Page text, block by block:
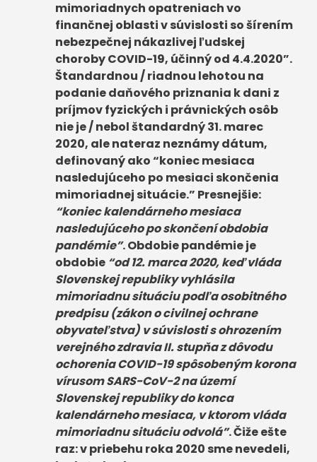
mimoriadnych opatreniach vo
finančnej oblasti v súvislosti so šírením
nebezpečnej nákazlivej ľudskej
choroby COVID-19, účinný od 4.4.2020”.
Štandardnou / riadnou lehotou na
podanie daňového priznania k dani z
príjmov fyzických i právnických osôb
nie je / nebol štandardný 31. marec
2020, ale nateraz neznámy dátum,
definovaný ako “koniec mesiaca
nasledujúceho po mesiaci skončenia
mimoriadnej situácie.” Presnejšie:
“koniec kalendárneho mesiaca
nasledujúceho po skončení obdobia
pandémie”. Obdobie pandémie je
obdobie “od 12. marca 2020, keď vláda
Slovenskej republiky vyhlásila
mimoriadnu situáciu podľa osobitného
predpisu (zákon o civilnej ochrane
obyvateľstva) v súvislosti s ohrozením
verejného zdravia II. stupňa z dôvodu
ochorenia COVID-19 spôsobeným korona
vírusom SARS-CoV-2 na území
Slovenskej republiky do konca
kalendárneho mesiaca, v ktorom vláda
mimoriadnu situáciu odvolá”. Čiže ešte
raz: v priebehu roka 2020 sme nevedeli,